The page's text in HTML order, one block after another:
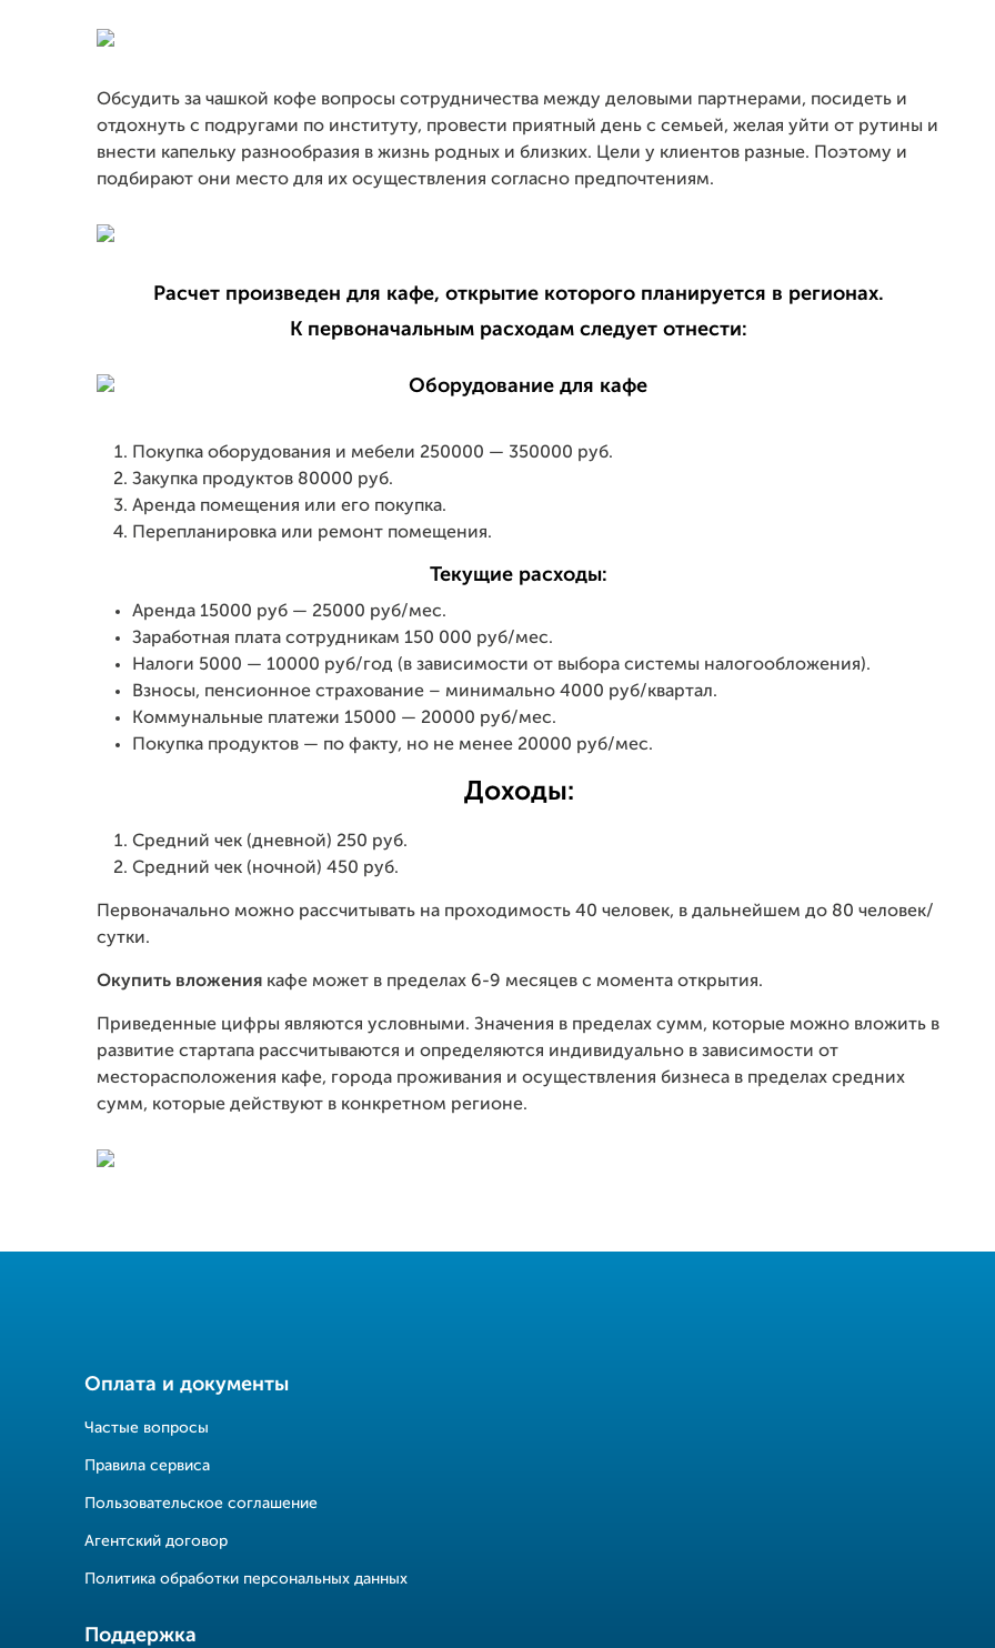
Обсудить за чашкой кофе вопросы сотрудничества между деловыми партнерами, посидеть и
отдохнуть с подругами по институту, провести приятный день с семьей, желая уйти от рутины и
внести капельку разнообразия в жизнь родных и близких. Цели у клиентов разные. Поэтому и
подбирают они место для их осуществления согласно предпочтениям.
Расчет произведен для кафе, открытие которого планируется в регионах.
К первоначальным расходам следует отнести:
Покупка оборудования и мебели 250000 — 350000 руб.
Закупка продуктов 80000 руб.
Аренда помещения или его покупка.
Перепланировка или ремонт помещения.
Текущие расходы:
Аренда 15000 руб — 25000 руб/мес.
Заработная плата сотрудникам 150 000 руб/мес.
Налоги 5000 — 10000 руб/год (в зависимости от выбора системы налогообложения).
Взносы, пенсионное страхование – минимально 4000 руб/квартал.
Коммунальные платежи 15000 — 20000 руб/мес.
Покупка продуктов — по факту, но не менее 20000 руб/мес.
Доходы:
Средний чек (дневной) 250 руб.
Средний чек (ночной) 450 руб.
Первоначально можно рассчитывать на проходимость 40 человек, в дальнейшем до 80 человек/
сутки.
Окупить вложения кафе может в пределах 6-9 месяцев с момента открытия.
Приведенные цифры являются условными. Значения в пределах сумм, которые можно вложить в
развитие стартапа рассчитываются и определяются индивидуально в зависимости от
месторасположения кафе, города проживания и осуществления бизнеса в пределах средних
сумм, которые действуют в конкретном регионе.
Оплата и документы
Частые вопросы
Правила сервиса
Пользовательское соглашение
Агентский договор
Политика обработки персональных данных
Поддержка